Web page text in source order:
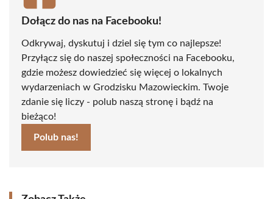
Dołącz do nas na Facebooku!
Odkrywaj, dyskutuj i dziel się tym co najlepsze!
Przyłącz się do naszej społeczności na Facebooku,
gdzie możesz dowiedzieć się więcej o lokalnych
wydarzeniach w Grodzisku Mazowieckim. Twoje
zdanie się liczy - polub naszą stronę i bądź na
bieżąco!
Polub nas!